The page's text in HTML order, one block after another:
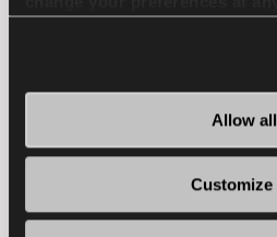
Allow all
Customize
CONCESSIONARIO